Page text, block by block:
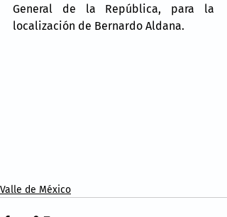
General de la República, para la
localización de Bernardo Aldana.
Valle de México